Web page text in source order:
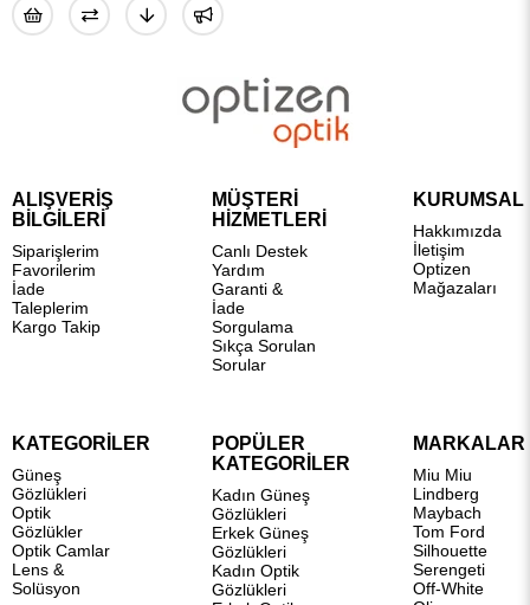
ALIŞVERİŞ
BİLGİLERİ
Siparişlerim
Favorilerim
İade
Taleplerim
Kargo Takip
MÜŞTERİ
HİZMETLERİ
Canlı Destek
Yardım
Garanti &
İade
Sorgulama
Sıkça Sorulan
Sorular
KURUMSAL
Hakkımızda
İletişim
Optizen
Mağazaları
KATEGORİLER
Güneş
Gözlükleri
Optik
Gözlükler
Optik Camlar
Lens &
Solüsyon
POPÜLER
KATEGORİLER
Kadın Güneş
Gözlükleri
Erkek Güneş
Gözlükleri
Kadın Optik
Gözlükleri
MARKALAR
Miu Miu
Lindberg
Maybach
Tom Ford
Silhouette
Serengeti
Off-White